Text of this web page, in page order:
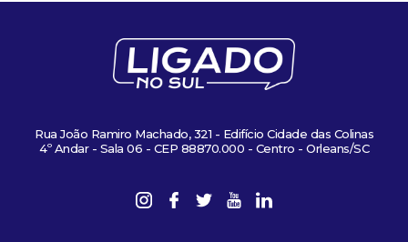
Rua João Ramiro Machado, 321 - Edifício Cidade das Colinas
4º Andar - Sala 06 - CEP 88870.000 - Centro - Orleans/SC